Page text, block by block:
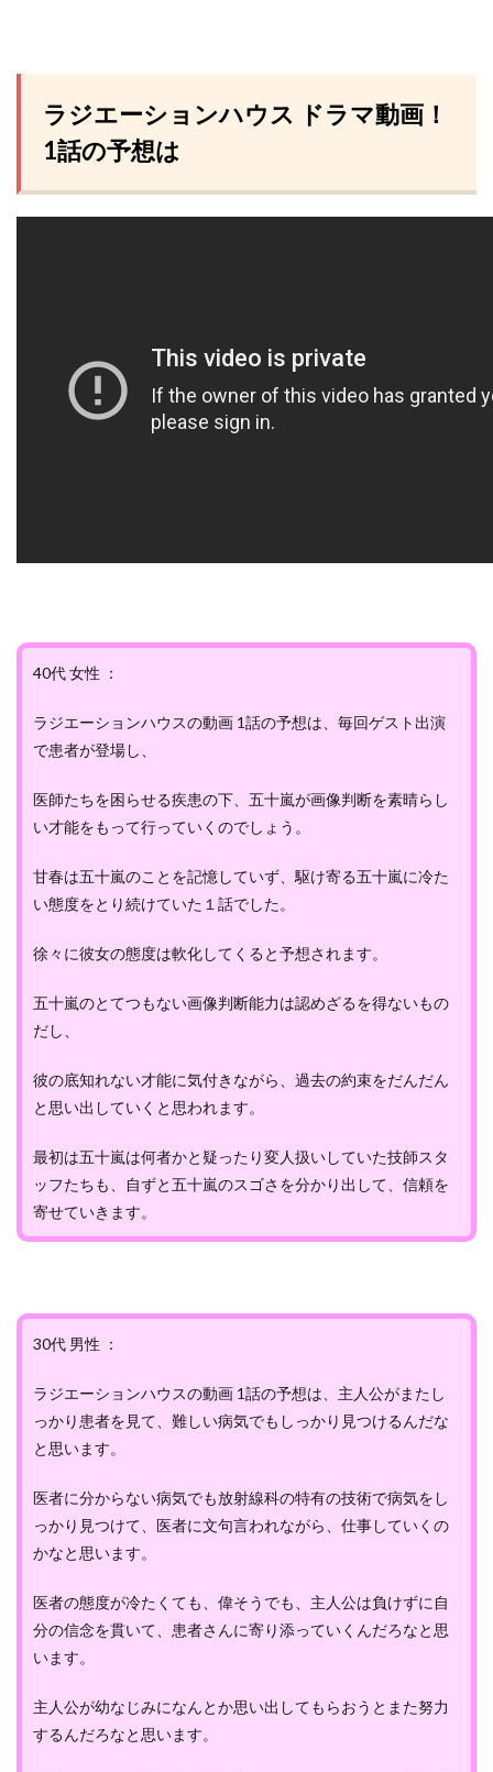
ラジエーションハウス ドラマ動画！
1話の予想は
40代 女性 ：
ラジエーションハウスの動画 1話の予想は、毎回ゲスト出演
で患者が登場し、
医師たちを困らせる疾患の下、五十嵐が画像判断を素晴らし
い才能をもって行っていくのでしょう。
甘春は五十嵐のことを記憶していず、駆け寄る五十嵐に冷た
い態度をとり続けていた１話でした。
徐々に彼女の態度は軟化してくると予想されます。
五十嵐のとてつもない画像判断能力は認めざるを得ないもの
だし、
彼の底知れない才能に気付きながら、過去の約束をだんだん
と思い出していくと思われます。
最初は五十嵐は何者かと疑ったり変人扱いしていた技師スタ
ッフたちも、自ずと五十嵐のスゴさを分かり出して、信頼を
寄せていきます。
30代 男性 ：
ラジエーションハウスの動画 1話の予想は、主人公がまたし
っかり患者を見て、難しい病気でもしっかり見つけるんだな
と思います。
医者に分からない病気でも放射線科の特有の技術で病気をし
っかり見つけて、医者に文句言われながら、仕事していくの
かなと思います。
医者の態度が冷たくても、偉そうでも、主人公は負けずに自
分の信念を貫いて、患者さんに寄り添っていくんだろなと思
います。
主人公が幼なじみになんとか思い出してもらおうとまた努力
するんだろなと思います。